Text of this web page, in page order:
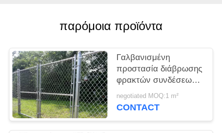
παρόμοια προϊόντα
Γαλβανισμένη
προστασία διάβρωσης
φρακτών συνδέσεων
αλυσίδων διαμαντιών
καλωδίων 23mm
negotiated MOQ:1 m²
CONTACT